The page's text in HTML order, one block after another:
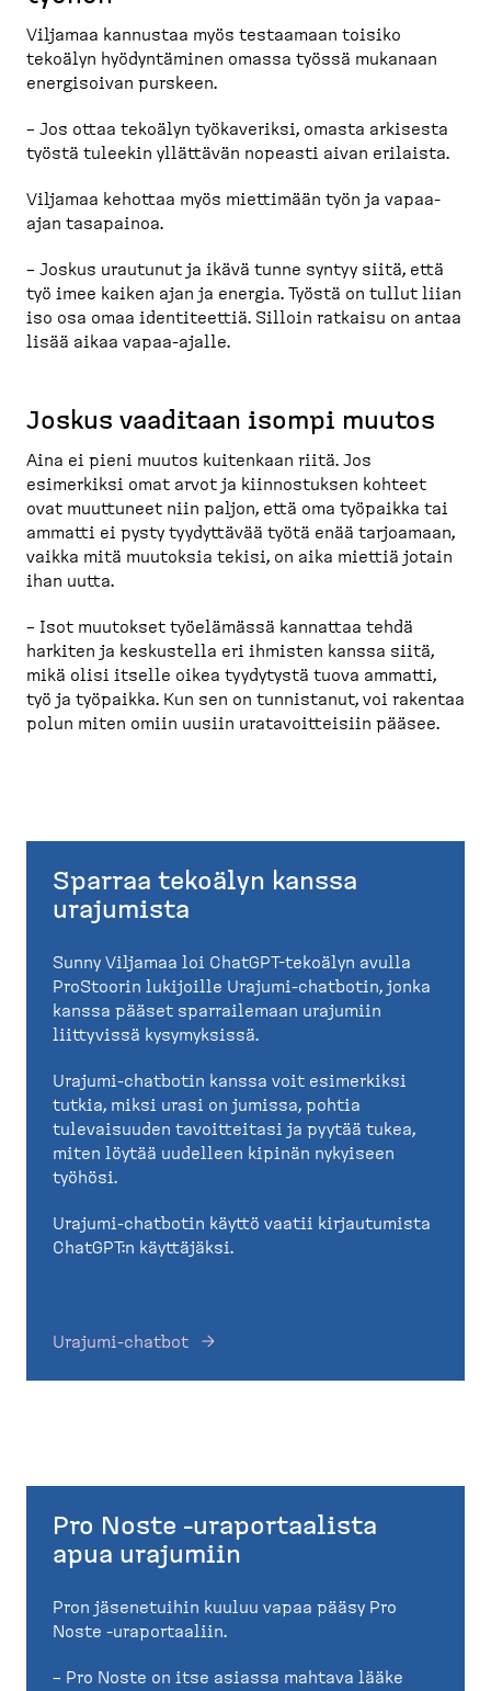
Viljamaa kannustaa myös testaamaan toisiko
tekoälyn hyödyn­täminen omassa työssä mukanaan
energi­soivan purskeen.
– Jos ottaa tekoälyn työkaveriksi, omasta arkisesta
työstä tuleekin yllättävän nopeasti aivan erilaista.
Viljamaa kehottaa myös miettimään työn ja vapaa-​
ajan tasapainoa.
– Joskus urautunut ja ikävä tunne syntyy siitä, että
työ imee kaiken ajan ja energia. Työstä on tullut liian
iso osa omaa identi­teettiä. Silloin ratkaisu on antaa
lisää aikaa vapaa-​ajalle.
Joskus vaaditaan isompi muutos
Aina ei pieni muutos kuitenkaan riitä. Jos
esimerkiksi omat arvot ja kiinnos­tuksen kohteet
ovat muuttuneet niin paljon, että oma työpaikka tai
ammatti ei pysty tyydyttävää työtä enää tarjoamaan,
vaikka mitä muutoksia tekisi, on aika miettiä jotain
ihan uutta.
– Isot muutokset työelämässä kannattaa tehdä
harkiten ja keskustella eri ihmisten kanssa siitä,
mikä olisi itselle oikea tyydytystä tuova ammatti,
työ ja työpaikka. Kun sen on tunnistanut, voi rakentaa
polun miten omiin uusiin uratavoit­teisiin pääsee.
Sparraa tekoälyn kanssa
urajumista
Sunny Viljamaa loi ChatGPT-tekoälyn avulla
ProStoorin lukijoille Urajumi-chatbotin, jonka
kanssa pääset sparrailemaan urajumiin
liittyvissä kysymyksissä.
Urajumi-chatbotin kanssa voit esimerkiksi
tutkia, miksi urasi on jumissa, pohtia
tulevaisuuden tavoitteitasi ja pyytää tukea,
miten löytää uudelleen kipinän nykyiseen
työhösi.
Urajumi-chatbotin käyttö vaatii kirjautumista
ChatGPT:n käyttäjäksi.
Urajumi-chatbot
Pro Noste -uraportaalista
apua urajumiin
Pron jäsenetuihin kuuluu vapaa pääsy Pro
Noste -uraportaaliin.
– Pro Noste on itse asiassa mahtava lääke